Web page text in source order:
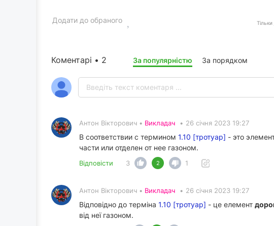
Додати до обраного
Коментарі • 2 За популярністю За порядком
Антон Вікторович • Викладач • 26 січня 2023 19:27
В соответствии с термином 1.10 [тротуар] - это
части или отделен от нее газоном.
Відповісти 3 2 1
Антон Вікторович • Викладач • 26 січня 2023 19:27
Відповідно до терміна 1.10 [тротуар] - це елемент
від неї газоном.